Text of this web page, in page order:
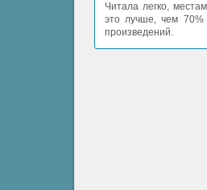
Читала легко,
это лучше, чем 70%
произведений.